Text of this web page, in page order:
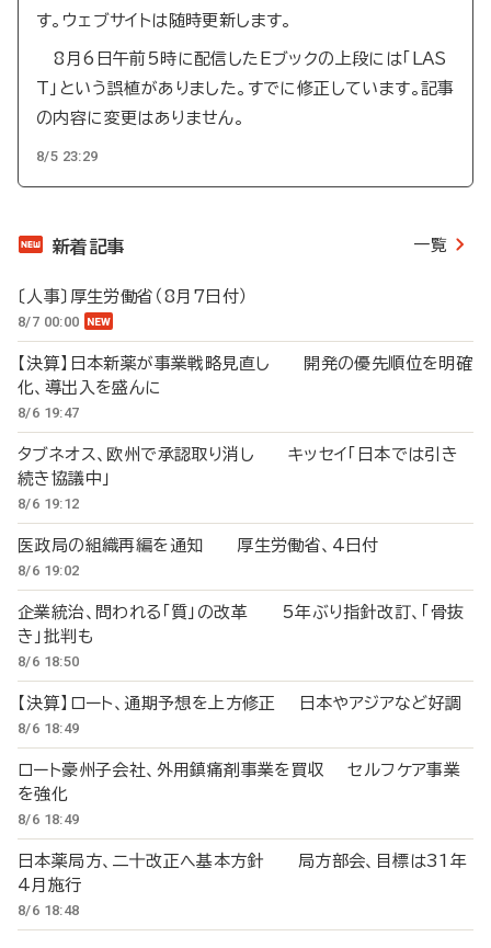
す。ウェブサイトは随時更新します。
8月6日午前5時に配信したEブックの上段には「LAS
T」という誤植がありました。すでに修正しています。記事
の内容に変更はありません。
8/5 23:29
新着記事 一覧
〔人事〕厚生労働省（8月7日付）
8/7 00:00
【決算】日本新薬が事業戦略見直し 開発の優先順位を明確
化、導出入を盛んに
8/6 19:47
タブネオス、欧州で承認取り消し キッセイ「日本では引き
続き協議中」
8/6 19:12
医政局の組織再編を通知 厚生労働省、4日付
8/6 19:02
企業統治、問われる「質」の改革 5年ぶり指針改訂、「骨抜
き」批判も
8/6 18:50
【決算】ロート、通期予想を上方修正 日本やアジアなど好調
8/6 18:49
ロート豪州子会社、外用鎮痛剤事業を買収 セルフケア事業
を強化
8/6 18:49
日本薬局方、二十改正へ基本方針 局方部会、目標は31年
4月施行
8/6 18:48